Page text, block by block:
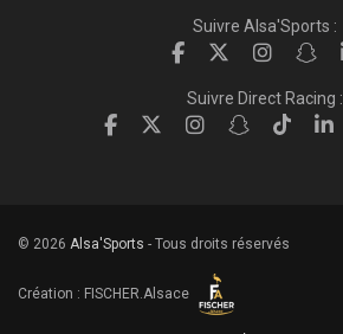
Suivre Alsa'Sports :
Suivre Direct Racing :
© 2026 Alsa'Sports - Tous droits réservés
Création : FISCHER.Alsace